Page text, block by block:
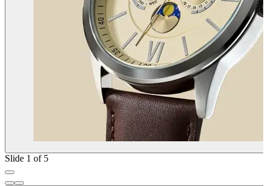
Slide 1 of 5